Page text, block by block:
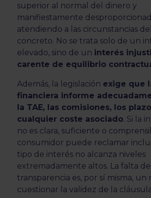
superior al normal del dinero y
manifiestamente
atendiendo a las circunstancias
concreto. No se trata solo de un
elevado, sino de un interés
carente de equilibrio
Además, la legislación exige que
financiera informe
la TAE, las comisiones, los
cualquier coste asociado. Si la
no es clara, suficiente o
consumidor puede reclamar
tipo de interés no alcanza niveles
extremadamente altos. La falta de
transparencia es, por sí misma, un
cuestionar la validez de la